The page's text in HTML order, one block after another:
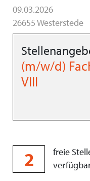
09.03.2026
26655 Westerstede
(m/w/d)
VIII
2
freie